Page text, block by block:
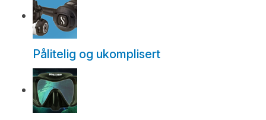
Pålitelig og ukomplisert